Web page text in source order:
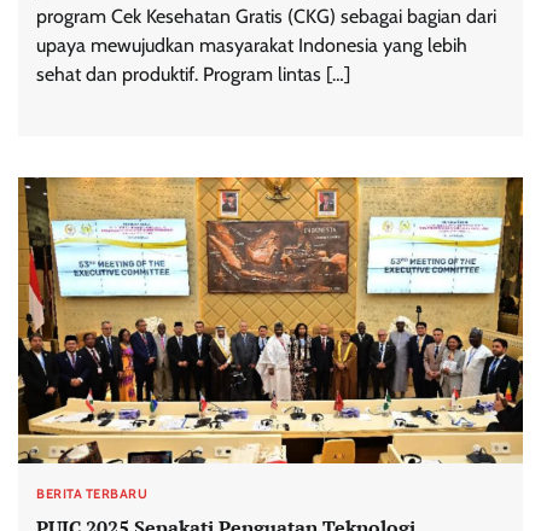
program Cek Kesehatan Gratis (CKG) sebagai bagian dari
upaya mewujudkan masyarakat Indonesia yang lebih
sehat dan produktif. Program lintas […]
BERITA TERBARU